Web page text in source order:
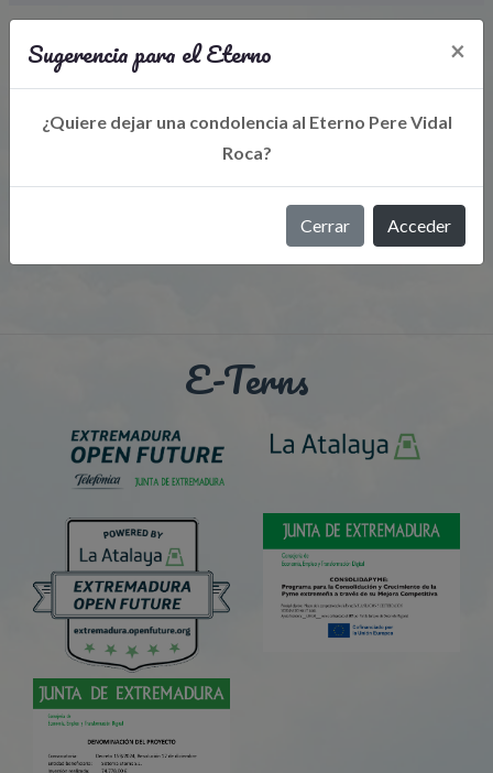
Libro de Eterno
Sugerencia para el Eterno ×
¿Quiere dejar una condolencia al Eterno Pere Vidal
Roca?
Cerrar Acceder
E-Terns